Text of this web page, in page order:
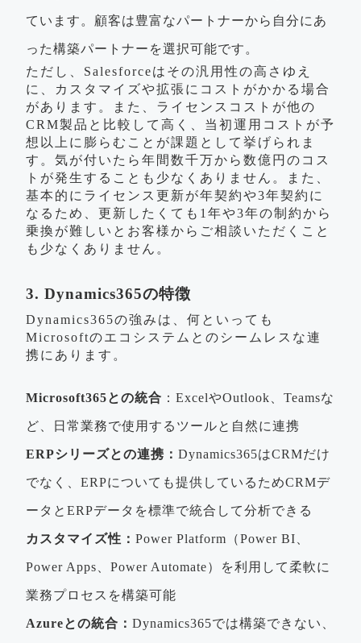
ています。顧客は豊富なパートナーから自分にあ
った構築パートナーを選択可能です。
ただし、Salesforceはその汎用性の高さゆえ
に、カスタマイズや拡張にコストがかかる場合
があります。また、ライセンスコストが他の
CRM製品と比較して高く、当初運用コストが予
想以上に膨らむことが課題として挙げられま
す。気が付いたら年間数千万から数億円のコス
トが発生することも少なくありません。また、
基本的にライセンス更新が年契約や3年契約に
なるため、更新したくても1年や3年の制約から
乗換が難しいとお客様からご相談いただくこと
も少なくありません。
3. Dynamics365の特徴
Dynamics365の強みは、何といっても
Microsoftのエコシステムとのシームレスな連
携にあります。
Microsoft365との統合 ：ExcelやOutlook、Teamsな
ど、日常業務で使用するツールと自然に連携
ERPシリーズとの連携： Dynamics365はCRMだけ
でなく、ERPについても提供しているためCRMデ
ータとERPデータを標準で統合して分析できる
カスタマイズ性： Power Platform（Power BI、
Power Apps、Power Automate）を利用して柔軟に
業務プロセスを構築可能
Azureとの統合： Dynamics365では構築できない、